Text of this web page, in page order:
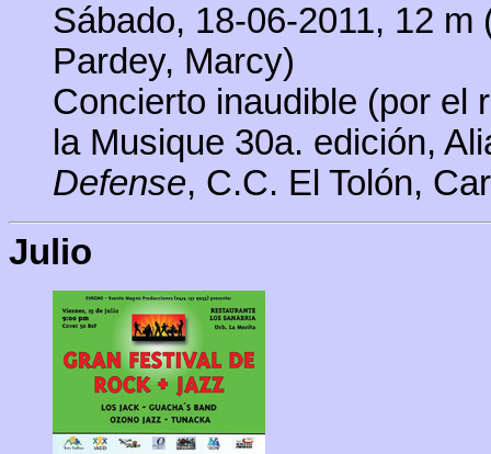
Sábado, 18-06-2011, 12
Pardey, Marcy)
Concierto inaudible (por el
la Musique 30a. edición,
Defense, C.C. El Tolón,
Julio